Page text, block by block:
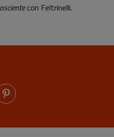
con Feltrinelli.